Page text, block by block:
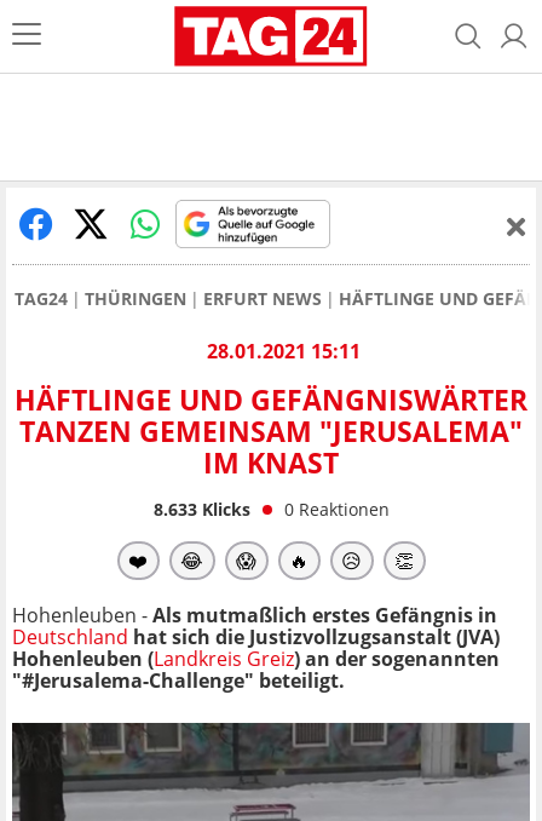
TAG24 THÜRINGEN ERFURT NEWS HÄFTLINGE UND
28.01.2021 15:11
HÄFTLINGE UND GEFÄNGNISWÄRTER
TANZEN GEMEINSAM "JERUSALEMA"
IM KNAST
8.633Klicks 0 Reaktionen
❤️ 😂 😱 🔥 😥 👏
Hohenleuben -Als mutmaßlich erstes Gefängnis in
Deutschland hat sich die Justizvollzugsanstalt (JVA)
Hohenleuben (Landkreis Greiz) an der sogenannten
"#Jerusalema-Challenge" beteiligt.